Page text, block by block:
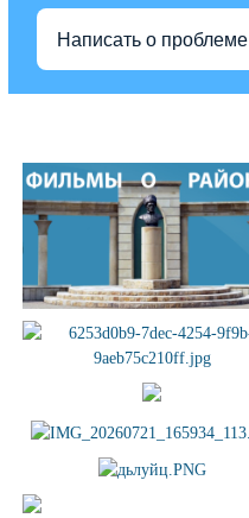
Написать о проблеме